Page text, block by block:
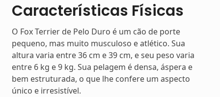
Características Físicas
O Fox Terrier de Pelo Duro é um cão de porte
pequeno, mas muito musculoso e atlético. Sua
altura varia entre 36 cm e 39 cm, e seu peso varia
entre 6 kg e 9 kg. Sua pelagem é densa, áspera e
bem estruturada, o que lhe confere um aspecto
único e irresistível.